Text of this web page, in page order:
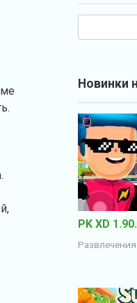
о
к
:
Новинки
PK XD
Развлечения